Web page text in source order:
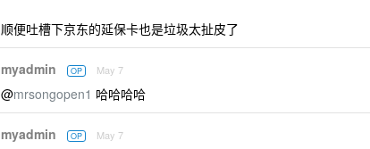
顺便吐槽下京东的延保卡也是垃圾太扯皮了
myadmin OP May 7
@mrsongopen1 哈哈哈哈
myadmin OP May 7